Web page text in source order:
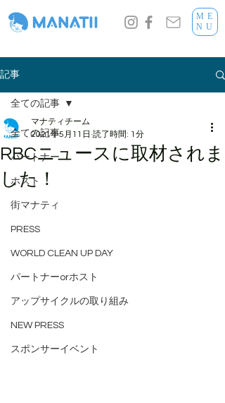
ME
NU
記事
全ての記事
パートナー
ホスト
街マナティ
PRESS
WORLD CLEAN UP DAY
パートナーorホスト
アップサイクルの取り組み
NEW PRESS
スポンサーイベント
全ての記事
RBCニュースに取材されま
した！
マナティチーム
2021年5月11日 読了時間: 1分